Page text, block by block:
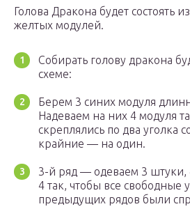
Голова Дракона будет состоять
желтых модулей.
Собирать голову дракона
схеме:
Берем 3 синих модуля
Надеваем на них 4 модуля
скреплялись по два уголка
крайние — на один.
3-й ряд — одеваем 3
4 так, чтобы все свободные
предыдущих рядов были